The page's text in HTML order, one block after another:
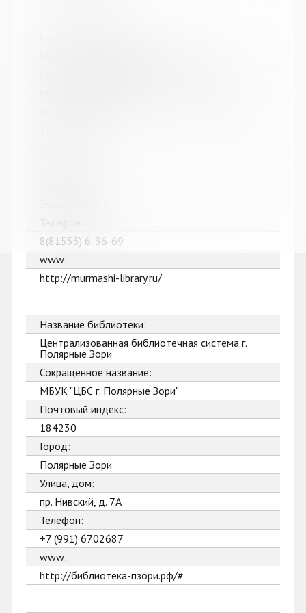
8(81553) 6-36-69
www:
http://murmashi-library.ru/
Название библиотеки:
Централизованная библиотечная система г.
Полярные Зори
Сокращенное название:
МБУК "ЦБС г. Полярные Зори"
Почтовый индекс:
184230
Город:
Полярные Зори
Улица, дом:
пр. Нивский, д. 7А
Телефон:
+7 (991) 6702687
www:
http://библиотека-пзори.рф/#